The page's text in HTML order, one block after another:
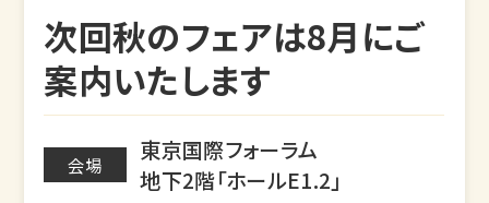
次回秋のフェアは8月にご
案内いたします
会場
東京国際フォーラム
地下2階「ホールE1.2」